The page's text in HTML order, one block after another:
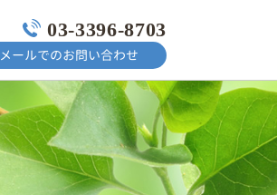
03-3396-8703
メールでのお問い合わせ